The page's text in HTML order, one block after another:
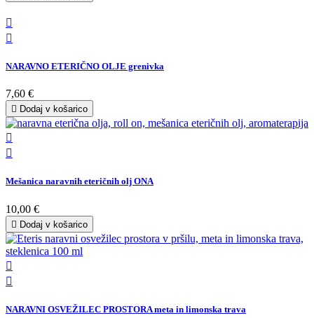


NARAVNO ETERIČNO OLJE grenivka
7,60 €
 Dodaj v košarico


Mešanica naravnih eteričnih olj ONA
10,00 €
 Dodaj v košarico


NARAVNI OSVEŽILEC PROSTORA meta in limonska trava